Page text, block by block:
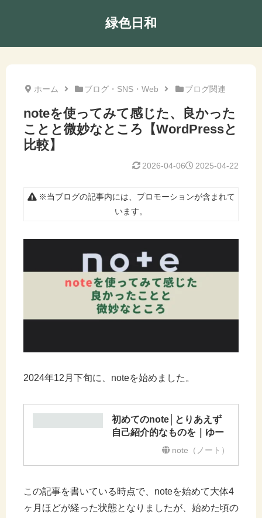
緑色日和
ホーム ブログ・SNS・Web ブログ関連
noteを使ってみて感じた、良かった
ことと微妙なところ【WordPressと
比較】
2025-04-22
2026-04-06
※当ブログの記事内には、プロモーションが含まれて
います。
2024年12月下旬に、noteを始めました。
初めてのnote│とりあえず
自己紹介的なものを｜ゆー
note（ノート）
この記事を書いている時点で、noteを始めて大体4
ヶ月ほどが経った状態となりましたが、始めた頃の